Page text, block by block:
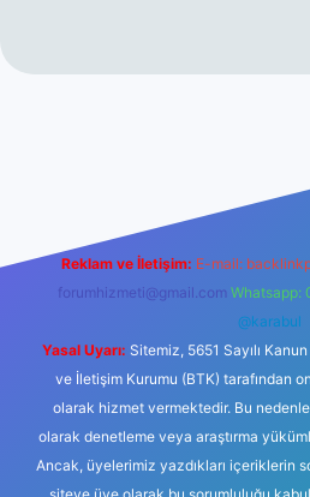
Reklam ve İletişim: E-mail:
forumhizmeti@gmail.com Whatsapp:
@karabul
Yasal Uyarı: Sitemiz, 5651 Sayılı
ve İletişim Kurumu (BTK) tarafından
olarak hizmet vermektedir. Bu
olarak denetleme veya araştırma
Ancak, üyelerimiz yazdıkları içeriklerin